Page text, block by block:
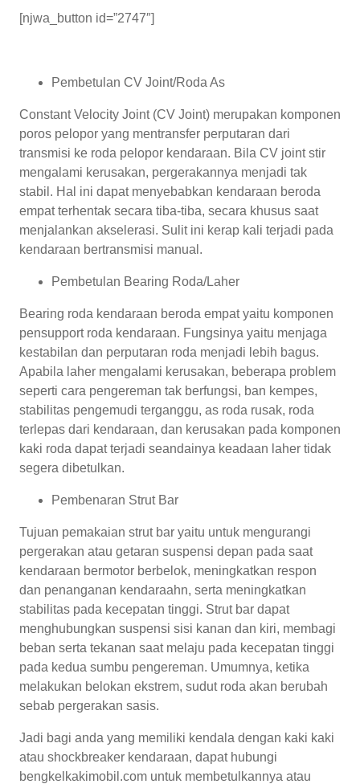
[njwa_button id=”2747″]
Pembetulan CV Joint/Roda As
Constant Velocity Joint (CV Joint) merupakan komponen
poros pelopor yang mentransfer perputaran dari
transmisi ke roda pelopor kendaraan. Bila CV joint stir
mengalami kerusakan, pergerakannya menjadi tak
stabil. Hal ini dapat menyebabkan kendaraan beroda
empat terhentak secara tiba-tiba, secara khusus saat
menjalankan akselerasi. Sulit ini kerap kali terjadi pada
kendaraan bertransmisi manual.
Pembetulan Bearing Roda/Laher
Bearing roda kendaraan beroda empat yaitu komponen
pensupport roda kendaraan. Fungsinya yaitu menjaga
kestabilan dan perputaran roda menjadi lebih bagus.
Apabila laher mengalami kerusakan, beberapa problem
seperti cara pengereman tak berfungsi, ban kempes,
stabilitas pengemudi terganggu, as roda rusak, roda
terlepas dari kendaraan, dan kerusakan pada komponen
kaki roda dapat terjadi seandainya keadaan laher tidak
segera dibetulkan.
Pembenaran Strut Bar
Tujuan pemakaian strut bar yaitu untuk mengurangi
pergerakan atau getaran suspensi depan pada saat
kendaraan bermotor berbelok, meningkatkan respon
dan penanganan kendaraahn, serta meningkatkan
stabilitas pada kecepatan tinggi. Strut bar dapat
menghubungkan suspensi sisi kanan dan kiri, membagi
beban serta tekanan saat melaju pada kecepatan tinggi
pada kedua sumbu pengereman. Umumnya, ketika
melakukan belokan ekstrem, sudut roda akan berubah
sebab pergerakan sasis.
Jadi bagi anda yang memiliki kendala dengan kaki kaki
atau shockbreaker kendaraan, dapat hubungi
bengkelkakimobil.com untuk membetulkannya atau